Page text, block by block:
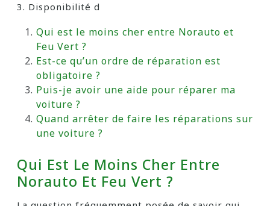
3. Disponibilité d
Qui est le moins cher entre Norauto et
Feu Vert ?
Est-ce qu’un ordre de réparation est
obligatoire ?
Puis-je avoir une aide pour réparer ma
voiture ?
Quand arrêter de faire les réparations sur
une voiture ?
Qui Est Le Moins Cher Entre
Norauto Et Feu Vert ?